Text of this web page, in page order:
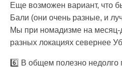
Еще возможен вариант, что
Бали (они очень разные, и
Мы при номадизме на месяц-
разных локациях севернее
6️⃣ В общем полезно недолго